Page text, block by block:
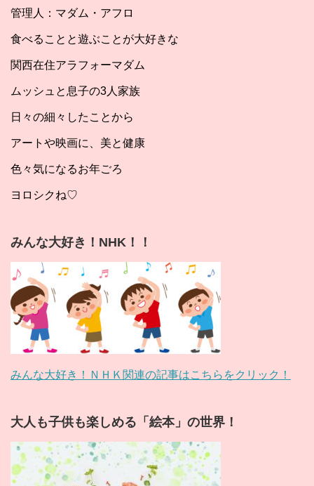
管理人：マダム・アフロ
食べることと遊ぶことが大好きな
関西在住アラフォーマダム
ムッシュと息子の3人家族
日々の細々したことから
アートや映画に、美と健康
色々気になるお年ごろ
ヨロシクね♡
みんな大好き！NHK！！
みんな大好き！ＮＨＫ関連の記事はこちらをクリック！
大人も子供も楽しめる「絵本」の世界！